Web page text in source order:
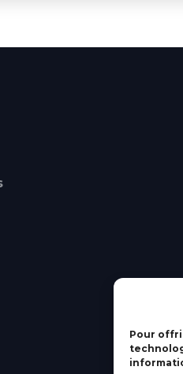
Pour